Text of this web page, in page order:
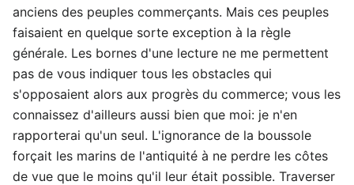
anciens des peuples commerçants. Mais ces peuples
faisaient en quelque sorte exception à la règle
générale. Les bornes d'une lecture ne me permettent
pas de vous indiquer tous les obstacles qui
s'opposaient alors aux progrès du commerce; vous les
connaissez d'ailleurs aussi bien que moi: je n'en
rapporterai qu'un seul. L'ignorance de la boussole
forçait les marins de l'antiquité à ne perdre les côtes
de vue que le moins qu'il leur était possible. Traverser